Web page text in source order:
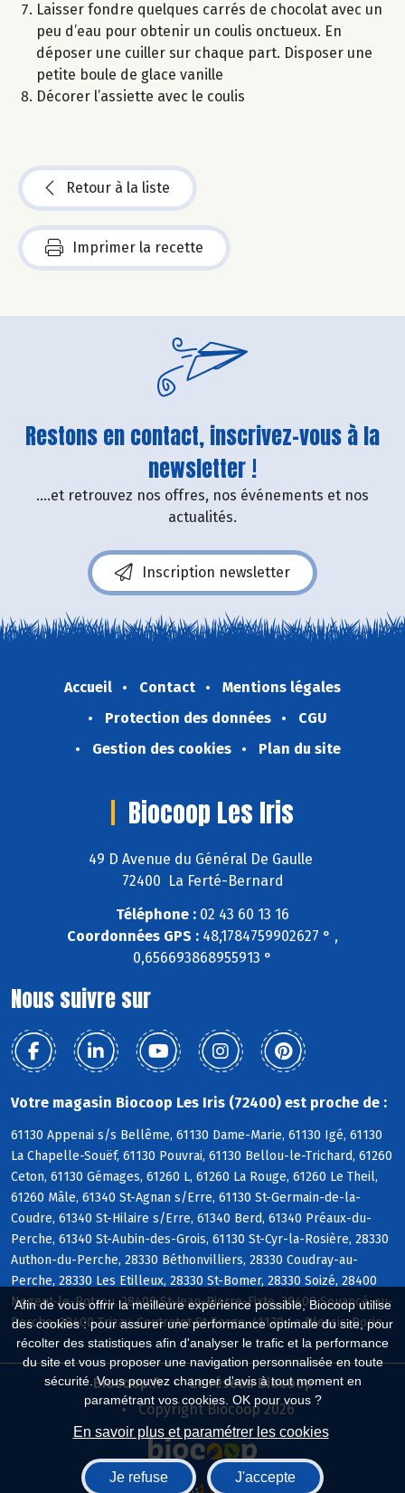
Afin de vous offrir la meilleure expérience possible, Biocoop utilise
des cookies : pour assurer une performance optimale du site, pour
récolter des statistiques afin d'analyser le trafic et la performance
du site et vous proposer une navigation personnalisée en toute
sécurité. Vous pouvez changer d'avis à tout moment en
paramétrant vos cookies. OK pour vous ?
En savoir plus et paramétrer les cookies
Je refuse J'accepte
Laisser fondre quelques carrés de chocolat avec un
peu d’eau pour obtenir un coulis onctueux. En
déposer une cuiller sur chaque part. Disposer une
petite boule de glace vanille
Décorer l’assiette avec le coulis
Retour à la liste
Imprimer la recette
Restons en contact, inscrivez-vous à la
newsletter !
....et retrouvez nos offres, nos événements et nos
actualités.
Inscription newsletter
Accueil Contact
Mentions légales
Protection des données
CGU
Gestion des cookies
Plan du site
Biocoop Les Iris
49 D Avenue du Général De Gaulle
72400 La Ferté-Bernard
Téléphone : 02 43 60 13 16
Coordonnées GPS : 48,1784759902627 ° ,
0,656693868955913 °
Nous suivre sur
Votre magasin Biocoop Les Iris (72400) est proche de :
61130 Appenai s/s Bellême, 61130 Dame-Marie, 61130 Igé, 61130
La Chapelle-Souëf, 61130 Pouvrai, 61130 Bellou-le-Trichard, 61260
Ceton, 61130 Gémages, 61260 L, 61260 La Rouge, 61260 Le Theil,
61260 Mâle, 61340 St-Agnan s/Erre, 61130 St-Germain-de-la-
Coudre, 61340 St-Hilaire s/Erre, 61340 Berd, 61340 Préaux-du-
Perche, 61340 St-Aubin-des-Grois, 61130 St-Cyr-la-Rosière, 28330
Authon-du-Perche, 28330 Béthonvilliers, 28330 Coudray-au-
Perche, 28330 Les Etilleux, 28330 St-Bomer, 28330 Soizé, 28400
Nogent-le-Rotrou, 28400 St-Jean-Pierre-Fixte, 28400 Souancé-au-
Perche, 28400 Trizay-Coutretot-St-Serge, 41170 Le Plessis-Dorin
Biocoop.fr
Le réseau Biocoop
Copyright Biocoop 2026